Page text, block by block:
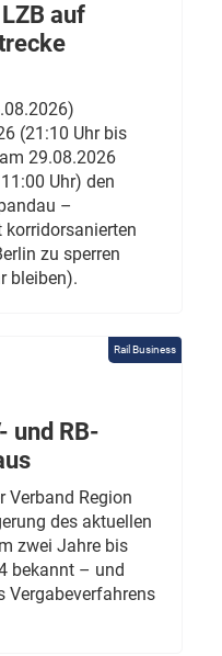
auf
(21:10 Uhr bis
29.08.2026
Uhr) den
–
korridorsanierten
zu sperren
bleiben).
Rail Business
und RB-
Verband Region
des aktuellen
zwei Jahre bis
bekannt – und
Vergabeverfahrens